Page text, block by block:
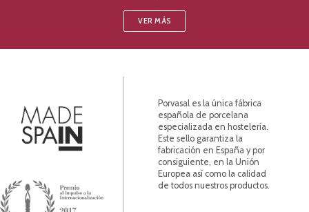
VER MÁS
Porvasal es la única fábrica
española de porcelana
especializada en hostelería.
Este sello garantiza la
fabricación en España y por
consiguiente, en la Unión
Europea así como la calidad
de todos nuestros productos.